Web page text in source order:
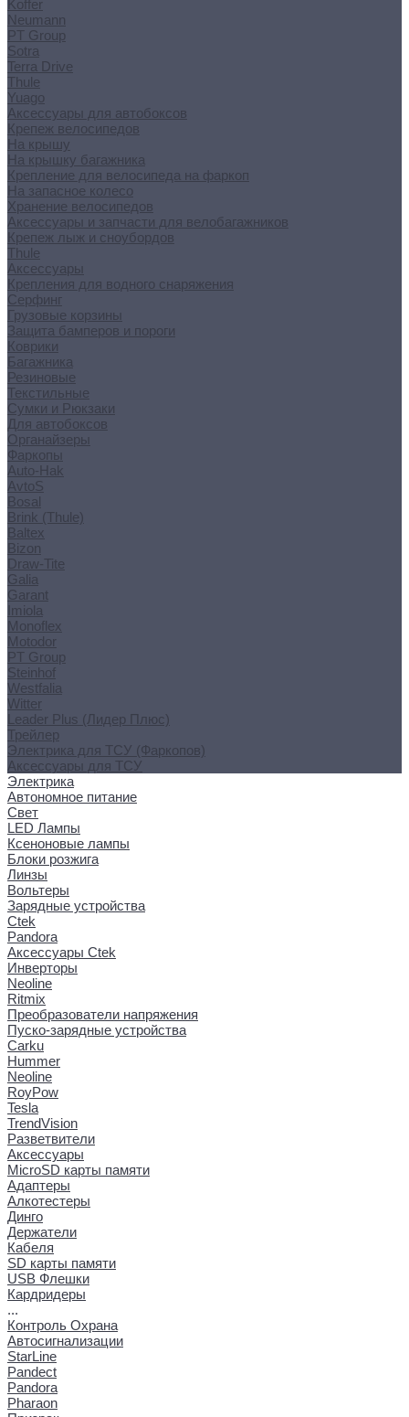
Koffer
Neumann
PT Group
Sotra
Terra Drive
Thule
Yuago
Аксессуары для автобоксов
Крепеж велосипедов
На крышу
На крышку багажника
Крепление для велосипеда на фаркоп
На запасное колесо
Хранение велосипедов
Аксессуары и запчасти для велобагажников
Крепеж лыж и сноубордов
Thule
Аксессуары
Крепления для водного снаряжения
Серфинг
Грузовые корзины
Защита бамперов и пороги
Коврики
Багажника
Резиновые
Текстильные
Сумки и Рюкзаки
Для автобоксов
Органайзеры
Фаркопы
Auto-Hak
AvtoS
Bosal
Brink (Thule)
Baltex
Bizon
Draw-Tite
Galia
Garant
Imiola
Monoflex
Motodor
PT Group
Steinhof
Westfalia
Witter
Leader Plus (Лидер Плюс)
Трейлер
Электрика для ТСУ (Фаркопов)
Аксессуары для ТСУ
Электрика
Автономное питание
Свет
LED Лампы
Ксеноновые лампы
Блоки розжига
Линзы
Вольтеры
Зарядные устройства
Ctek
Pandora
Аксессуары Ctek
Инверторы
Neoline
Ritmix
Преобразователи напряжения
Пуско-зарядные устройства
Carku
Hummer
Neoline
RoyPow
Tesla
TrendVision
Разветвители
Аксессуары
MicroSD карты памяти
Адаптеры
Алкотестеры
Динго
Держатели
Кабеля
SD карты памяти
USB Флешки
Кардридеры
...
Контроль Охрана
Автосигнализации
StarLine
Pandect
Pandora
Pharaon